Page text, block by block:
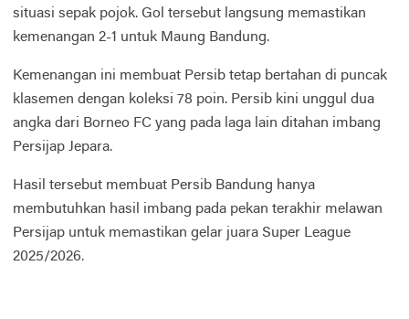
situasi sepak pojok. Gol tersebut langsung memastikan
kemenangan 2-1 untuk Maung Bandung.
Kemenangan ini membuat Persib tetap bertahan di puncak
klasemen dengan koleksi 78 poin. Persib kini unggul dua
angka dari Borneo FC yang pada laga lain ditahan imbang
Persijap Jepara.
Hasil tersebut membuat Persib Bandung hanya
membutuhkan hasil imbang pada pekan terakhir melawan
Persijap untuk memastikan gelar juara Super League
2025/2026.